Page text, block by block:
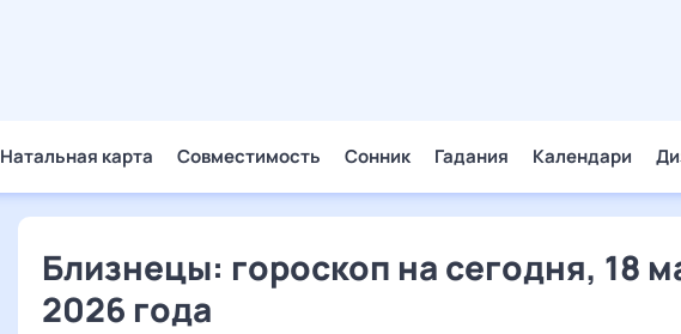
Натальная карта Совместимость Сонник Гадания Календари
Близнецы: гороскоп на сегодня, 18
2026 года